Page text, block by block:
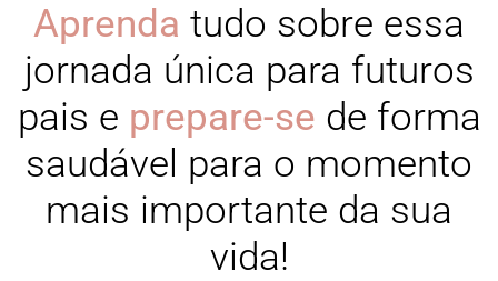
Aprenda tudo sobre essa
jornada única para futuros
pais e prepare-se de forma
saudável para o momento
mais importante da sua
vida!